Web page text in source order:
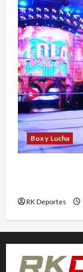
Box y Lucha
RK Deportes